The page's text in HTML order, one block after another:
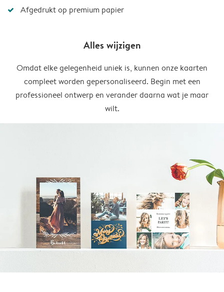
Afgedrukt op premium papier
Alles wijzigen
Omdat elke gelegenheid uniek is, kunnen onze kaarten
compleet worden gepersonaliseerd. Begin met een
professioneel ontwerp en verander daarna wat je maar
wilt.